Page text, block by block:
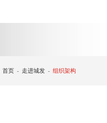
首页 - 走进城发 - 组织架构